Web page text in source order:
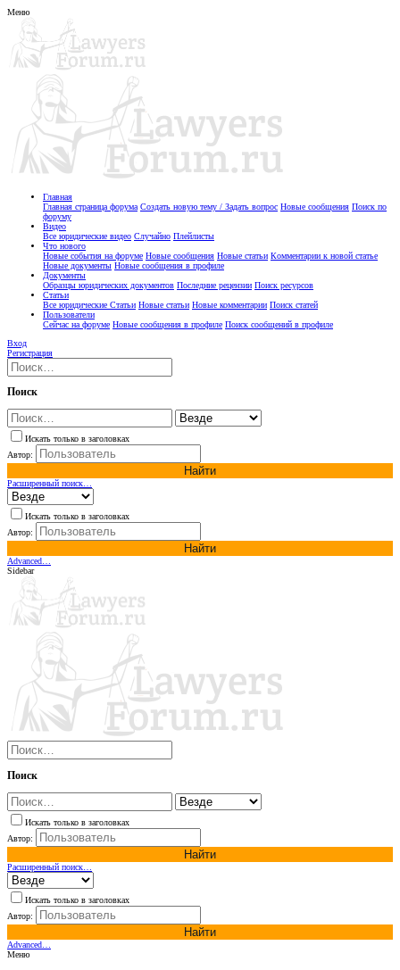
Меню
Главная
Главная страница форума Создать новую тему / Задать вопрос Новые сообщения Поиск по
форуму
Видео
Все юридические видео Случайно Плейлисты
Что нового
Новые события на форуме Новые сообщения Новые статьи Комментарии к новой статье
Новые документы Новые сообщения в профиле
Документы
Образцы юридических документов Последние рецензии Поиск ресурсов
Статьи
Все юридические Статьи Новые статьи Новые комментарии Поиск статей
Пользователи
Сейчас на форуме Новые сообщения в профиле Поиск сообщений в профиле
Вход
Регистрация
Поиск
Искать только в заголовках
Автор:
Найти
Расширенный поиск…
Искать только в заголовках
Автор:
Найти
Advanced…
Sidebar
Поиск
Искать только в заголовках
Автор:
Найти
Расширенный поиск…
Искать только в заголовках
Автор:
Найти
Advanced…
Меню